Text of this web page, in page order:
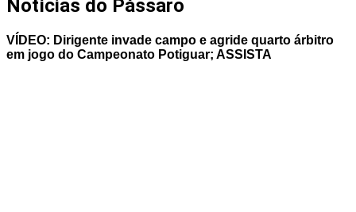
Notícias do Pássaro
VÍDEO: Dirigente invade campo e agride quarto árbitro
em jogo do Campeonato Potiguar; ASSISTA